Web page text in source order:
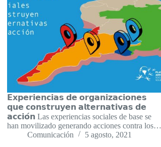
𝗘𝘅𝗽𝗲𝗿𝗶𝗲𝗻𝗰𝗶𝗮𝘀 𝗱𝗲 𝗼𝗿𝗴𝗮𝗻𝗶𝘇𝗮𝗰𝗶𝗼𝗻𝗲𝘀
𝗾𝘂𝗲 𝗰𝗼𝗻𝘀𝘁𝗿𝘂𝘆𝗲𝗻 𝗮𝗹𝘁𝗲𝗿𝗻𝗮𝘁𝗶𝘃𝗮𝘀 𝗱𝗲
𝗮𝗰𝗰𝗶𝗼́𝗻 Las experiencias sociales de base se
han movilizado generando acciones contra los…
Comunicación
5 agosto, 2021